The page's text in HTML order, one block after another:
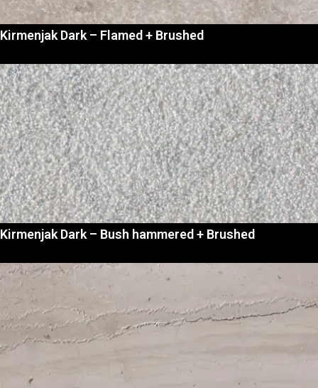
Kirmenjak Dark – Flamed + Brushed
Kirmenjak Dark – Bush hammered + Brushed